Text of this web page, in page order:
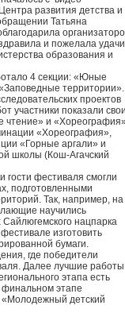
развития детства и
Татьяна
и пожелала удачи
образования и
4 секции: «Юные
территории».
проектов
участники показали
чтение» и
«Хореография»,
«Горные аргали» и
школы (Кош-Агачский
фестиваля смогли
подготовленными
Так, например, на
научились
Сайлюгемского нацпарка
изготовить
бумаги.
где победители
Далее лучшие работы
этапа есть
финальном этапе
«Молодежный детский